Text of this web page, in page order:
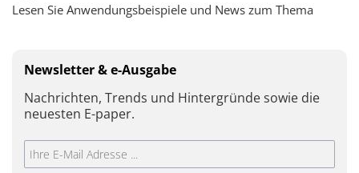
Lesen Sie Anwendungsbeispiele und News zum Thema
Newsletter & e-Ausgabe
Nachrichten, Trends und Hintergründe sowie die
neuesten E-paper.